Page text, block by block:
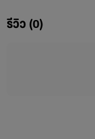
รีวิว (0)